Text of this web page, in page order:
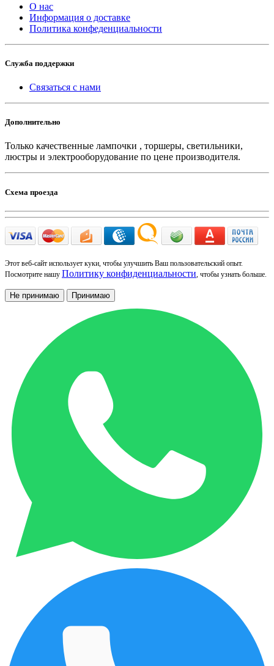
О нас
Информация о доставке
Политика конфеденциальности
Служба поддержки
Связаться с нами
Дополнительно
Только качественные лампочки , торшеры, светильники,
люстры и электрооборудование по цене производителя.
Схема проезда
Этот веб-сайт использует куки, чтобы улучшить Ваш пользовательский опыт.
Посмотрите нашу Политику конфиденциальности, чтобы узнать больше.
Не принимаю Принимаю